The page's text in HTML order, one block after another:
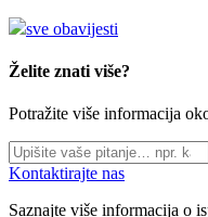
sve obavijesti
Želite znati više?
Potražite više informacija
Kontaktirajte nas
Saznajte više informacija o